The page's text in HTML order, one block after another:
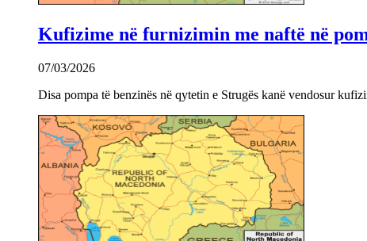
Kufizime në furnizimin me naftë në
07/03/2026
Disa pompa të benzinës në qytetin e Strugës kanë vendosur